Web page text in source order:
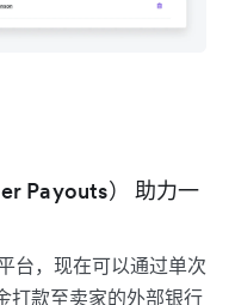
Payouts） 助力一
台，现在可以通过单次
打款至卖家的外部银行